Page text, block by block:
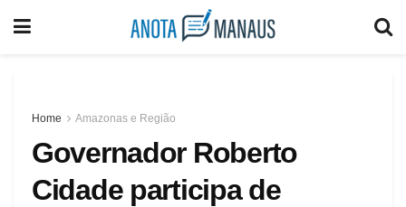
Home Amazonas e Região
Governador Roberto
Cidade participa de